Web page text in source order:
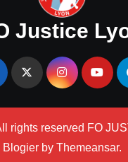
Justice
rights reserved FO
Blogierby Themeansar.